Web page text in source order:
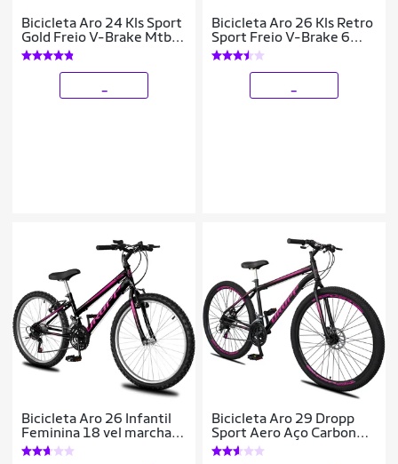
Bicicleta Aro 24 Kls Sport
Gold Freio V-Brake Mtb
21 Marchas
Bicicleta Aro 26 Kls Retro
Sport Freio V-Brake 6
Marchas
Bicicleta Aro 26 Infantil
Feminina 18 vel marchas
Dropp Sport Freio V-
Bicicleta Aro 29 Dropp
Sport Aero Aço Carbono
21 Vel Marchas Freio a